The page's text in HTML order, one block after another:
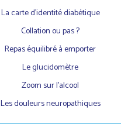
La carte d’identité diabétique
Collation ou pas ?
Repas équilibré à emporter
Le glucidomètre
Zoom sur l’alcool
Les douleurs neuropathiques